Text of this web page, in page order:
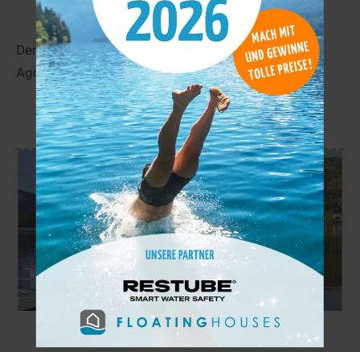
Revsvatnet 256,3 km
Der Revsvatnet liegt in der Nähe von Valle in Aust-
Agder.
mehr
Nisser 263,6 km